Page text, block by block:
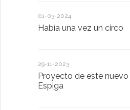
01-03-2024
Había una vez un circo
29-11-2023
Proyecto de este
Espiga